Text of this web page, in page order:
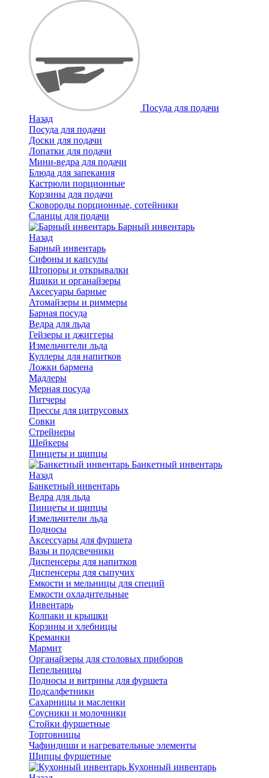
Посуда для подачи
Назад
Посуда для подачи
Доски для подачи
Лопатки для подачи
Мини-ведра для подачи
Блюда для запекания
Кастрюли порционные
Корзины для подачи
Сковороды порционные, сотейники
Сланцы для подачи
Барный инвентарь
Назад
Барный инвентарь
Сифоны и капсулы
Штопоры и открывалки
Ящики и органайзеры
Аксесуары барные
Атомайзеры и риммеры
Барная посуда
Ведра для льда
Гейзеры и джиггеры
Измельчители льда
Куллеры для напитков
Ложки бармена
Мадлеры
Мерная посуда
Питчеры
Прессы для цитрусовых
Совки
Стрейнеры
Шейкеры
Пинцеты и щипцы
Банкетный инвентарь
Назад
Банкетный инвентарь
Ведра для льда
Пинцеты и щипцы
Измельчители льда
Подносы
Аксессуары для фуршета
Вазы и подсвечники
Диспенсеры для напитков
Диспенсеры для сыпучих
Емкости и мельницы для специй
Емкости охладительные
Инвентарь
Колпаки и крышки
Корзины и хлебницы
Креманки
Мармит
Органайзеры для столовых приборов
Пепельницы
Подносы и витрины для фуршета
Подсалфетники
Сахарницы и масленки
Соусники и молочники
Стойки фуршетные
Тортовницы
Чафиндиши и нагревательные элементы
Щипцы фуршетные
Кухонный инвентарь